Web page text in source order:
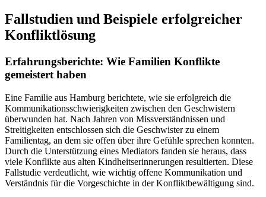
Fallstudien und Beispiele erfolgreicher
Konfliktlösung
Erfahrungsberichte: Wie Familien Konflikte
gemeistert haben
Eine Familie aus Hamburg berichtete, wie sie erfolgreich die
Kommunikationsschwierigkeiten zwischen den Geschwistern
überwunden hat. Nach Jahren von Missverständnissen und
Streitigkeiten entschlossen sich die Geschwister zu einem
Familientag, an dem sie offen über ihre Gefühle sprechen konnten.
Durch die Unterstützung eines Mediators fanden sie heraus, dass
viele Konflikte aus alten Kindheitserinnerungen resultierten. Diese
Fallstudie verdeutlicht, wie wichtig offene Kommunikation und
Verständnis für die Vorgeschichte in der Konfliktbewältigung sind.